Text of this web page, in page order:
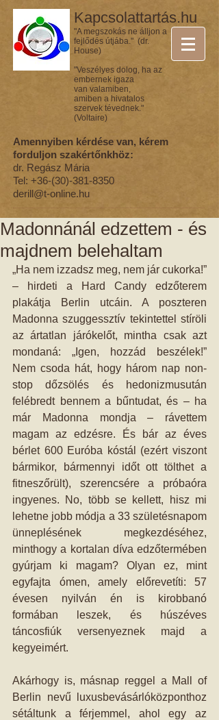
Kapcsolattartás.hu
"A megszokás ne álljon a
fejlődés útjába." (dr.
House)
"Veszélyes dolog, ha az
embernek igaza
van valamiben,
amiben a hivatalos
szervek tévednek."
(Voltaire)
Amennyiben kérdése van, kérem
forduljon szakértőnkhöz:
dr. Regász Mária
Tel: +36-(30)-381-8350
derill@t-online.hu
Madonnánál edzettem - és
majdnem belehaltam
„Ha nem izzadsz meg, nem jár cukorka!”
– hirdeti a Hard Candy edzőterem
plakátja Berlin utcáin. A poszteren
Madonna szuggessztív tekintettel stíröli
az ártatlan járókelőt, mintha csak azt
mondaná: „Igen, hozzád beszélek!”
Nem csoda hát, hogy három nap non-
stop dőzsölés és hedonizmusután
felébredt bennem a bűntudat, és – ha
már Madonna mondja – rávettem
magam az edzésre. És bár az éves
bérlet 600 Euróba kóstál (ezért viszont
bármikor, bármennyi időt ott tölthet a
fitneszőrült), szerencsére a próbaóra
ingyenes. No, több se kellett, hisz mi
lehetne jobb módja a 33 születésnapom
ünneplésének megkezdéséhez,
minthogy a kortalan díva edzőtermében
gyúrjam ki magam? Olyan ez, mint
egyfajta ómen, amely előrevetíti: 57
évesen nyilván én is kirobbanó
formában leszek, és húszéves
táncosfiúk versenyeznek majd a
kegyeimért.
Akárhogy is, másnap reggel a Mall of
Berlin nevű luxusbevásárlóközponthoz
sétáltunk a férjemmel, ahol egy az